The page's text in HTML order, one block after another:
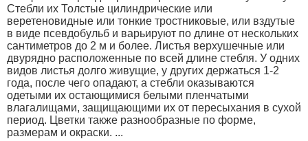
Стебли их Толстые цилиндрические или
веретеновидные или тонкие тростниковые, или вздутые
в виде псевдобульб и варьируют по длине от нескольких
сантиметров до 2 м и более. Листья верхушечные или
двурядно расположенные по всей длине стебля. У одних
видов листья долго живущие, у других держаться 1-2
года, после чего опадают, а стебли оказываются
одетыми их остающимися белыми пленчатыми
влагалищами, защищающими их от пересыхания в сухой
период. Цветки также разнообразные по форме,
размерам и окраски. ...